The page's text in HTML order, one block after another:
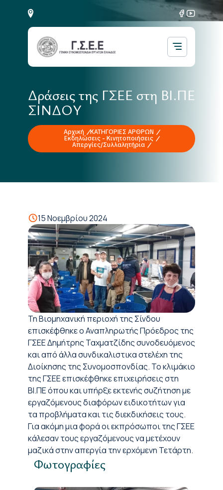
Δράσεις της ΓΣΕΕ στη ΒΙ.ΠΕ
ΣΙΝΔΟΥ
Αρχική
ΚΑΤΗΓΟΡΙΕΣ ΑΡΘΡΩΝ
Εκδηλώσεις - Κινητοποιήσεις
Απεργίες/Συλλαλητήρια
15 Νοεμβρίου 2024
Τη Βιομηχανική περιοχή της Σίνδου
επισκέφθηκε ο Αναπληρωτής Πρόεδρος της
ΓΣΕΕ Δημήτρης Ταχματζίδης συνοδευόμενος
και από άλλα συνδικαλιστικα στελέχη της
Διοίκησης της Συνομοσπονδίας. Το κλιμάκιο
της ΓΣΕΕ επισκέφθηκε επιχειρήσεις στη
ΒΙ.ΠΕ όπου και υπήρξε εκτενής συζήτηση με
εργαζόμενους διαφόρων ειδικοτήτων για
τα προβλήματα και τις διεκδικήσεις τους.
Για ακόμη μια φορά οι εκπρόσωποι της ΓΣΕΕ
κάλεσαν τους εργαζόμενους να μετέχουν
μαζικά στην απεργία την ερχόμενη Τετάρτη.
Φωτογραφίες